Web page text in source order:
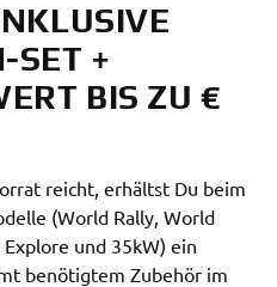
SET +
BIS ZU €
reicht, erhältst Du beim
(World Rally, World
und 35kW) ein
benötigtem Zubehör im